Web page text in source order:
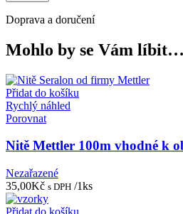
Doprava a doručení
Mohlo by se Vám líbit…
Přidat do košíku
Rychlý náhled
Porovnat
Nitě Mettler 100m vhodné k
Nezařazené
35,00Kč s DPH /1ks
Přidat do košíku